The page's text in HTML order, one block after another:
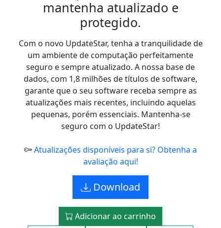
mantenha atualizado e
protegido.
Com o novo UpdateStar, tenha a tranquilidade de
um ambiente de computação perfeitamente
seguro e sempre atualizado. A nossa base de
dados, com 1,8 milhões de títulos de software,
garante que o seu software receba sempre as
atualizações mais recentes, incluindo aquelas
pequenas, porém essenciais. Mantenha-se
seguro com o UpdateStar!
Atualizações disponíveis para si? Obtenha a
avaliação aqui!
Download
Adicionar ao carrinho